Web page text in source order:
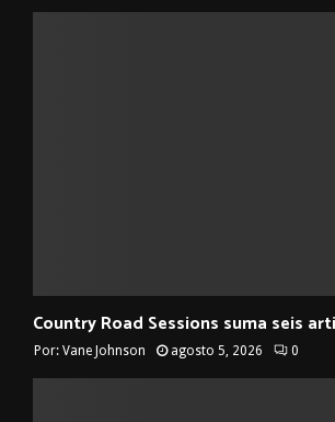
Country Road Sessions suma seis
Por: Vane Johnson agosto 5, 2026 0